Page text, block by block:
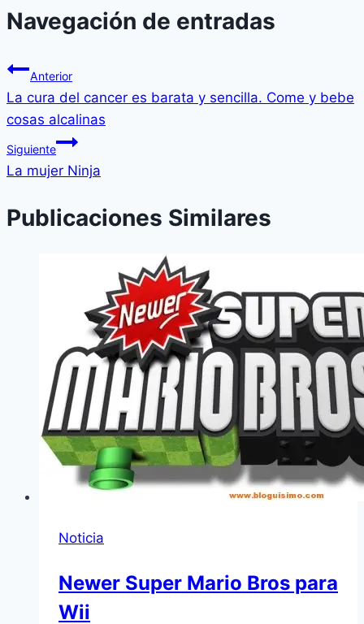
Navegación de entradas
Anterior
La cura del cancer es barata y sencilla. Come y bebe
cosas alcalinas
Siguiente
La mujer Ninja
Publicaciones Similares
Noticia
Newer Super Mario Bros para
Wii